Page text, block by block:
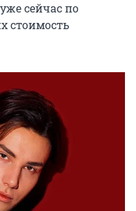
сейчас по
стоимость